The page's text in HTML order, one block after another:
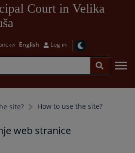
Court in Velika
English Log in
site? How to use the site?
web stranice